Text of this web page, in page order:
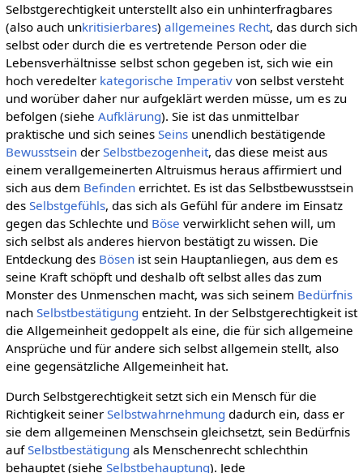
Selbstgerechtigkeit unterstellt also ein unhinterfragbares
(also auch unkritisierbares) allgemeines Recht, das durch sich
selbst oder durch die es vertretende Person oder die
Lebensverhältnisse selbst schon gegeben ist, sich wie ein
hoch veredelter kategorische Imperativvon selbst versteht
und worüber daher nur aufgeklärt werden müsse, um es zu
befolgen (siehe Aufklärung). Sie ist das unmittelbar
praktische und sich seines Seinsunendlich bestätigende
Bewusstseinder Selbstbezogenheit, das diese meist aus
einem verallgemeinerten Altruismus heraus affirmiert und
sich aus dem Befindenerrichtet. Es ist das Selbstbewusstsein
des Selbstgefühls, das sich als Gefühl für andere im Einsatz
gegen das Schlechte und Böse verwirklicht sehen will, um
sich selbst als anderes hiervon bestätigt zu wissen. Die
Entdeckung des Bösenist sein Hauptanliegen, aus dem es
seine Kraft schöpft und deshalb oft selbst alles das zum
Monster des Unmenschen macht, was sich seinem Bedürfnis
nach Selbstbestätigung entzieht. In der Selbstgerechtigkeit ist
die Allgemeinheit gedoppelt als eine, die für sich allgemeine
Ansprüche und für andere sich selbst allgemein stellt, also
eine gegensätzliche Allgemeinheit hat.
Durch Selbstgerechtigkeit setzt sich ein Mensch für die
Richtigkeit seiner Selbstwahrnehmung dadurch ein, dass er
sie dem allgemeinen Menschsein gleichsetzt, sein Bedürfnis
aufSelbstbestätigung als Menschenrecht schlechthin
behauptet (siehe Selbstbehauptung). Jede